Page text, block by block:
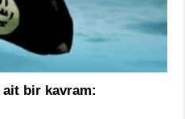
ait bir kavram: